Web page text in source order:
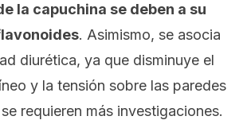
la capuchina se deben a su
. Asimismo, se asocia
diurética, ya que disminuye el
y la tensión sobre las paredes
requieren más investigaciones.